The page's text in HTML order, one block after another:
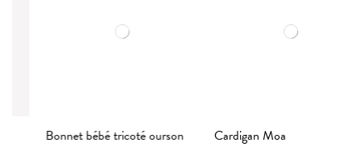
Bonnet bébé tricoté ourson
Cardigan Moa